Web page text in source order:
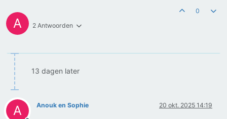
A 2 Antwoorden
0
13 dagen later
A Anouk en Sophie 20 okt. 2025 14:19